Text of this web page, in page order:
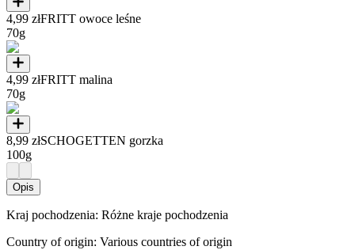
4,99 złFRITT owoce leśne
70g
4,99 złFRITT malina
70g
8,99 złSCHOGETTEN gorzka
100g
Opis
Kraj pochodzenia: Różne kraje pochodzenia
Country of origin: Various countries of origin